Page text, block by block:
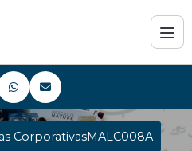
CorporativasMALC008A